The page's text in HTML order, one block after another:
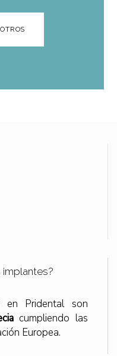
en Pridental son
cumpliendo las
Europea.